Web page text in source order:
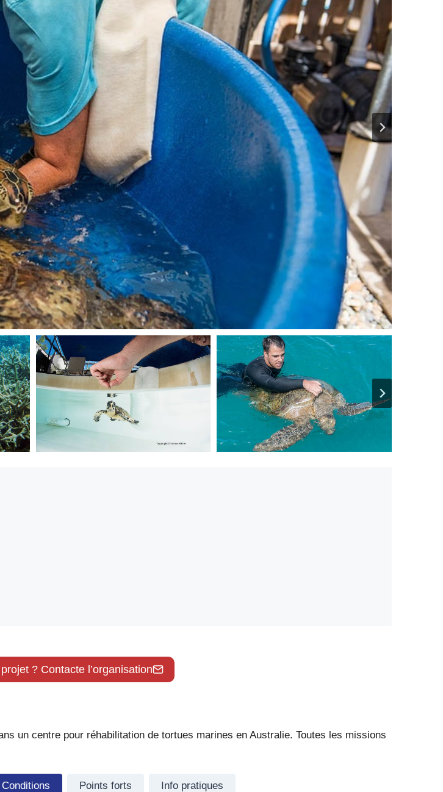
? Contacte l’organisation
un centre pour réhabilitation de tortues marines en Australie. Toutes les missions
Conditions Points forts Info pratiques